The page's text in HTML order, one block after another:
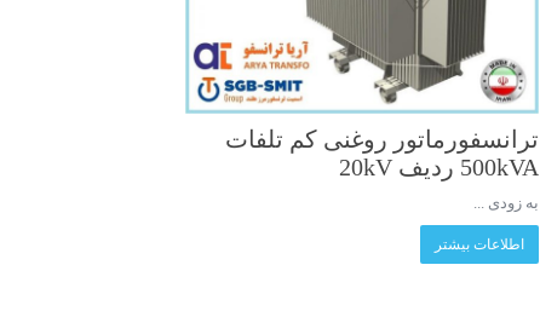
ترانسفورماتور روغنی کم تلفات
500kVA ردیف 20kV
به زودی ...
اطلاعات بیشتر